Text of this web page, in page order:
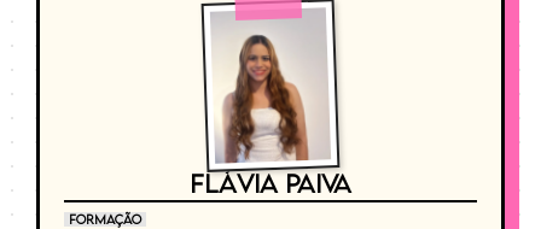
FLÁVIA PAIVA
FORMAÇÃO